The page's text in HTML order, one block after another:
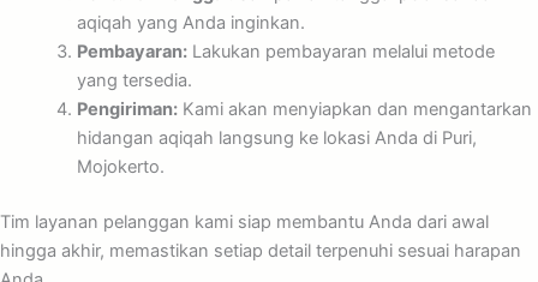
aqiqah yang Anda inginkan.
Pembayaran:Lakukan pembayaran melalui metode
yang tersedia.
Pengiriman:Kami akan menyiapkan dan mengantarkan
hidangan aqiqah langsung ke lokasi Anda di Puri,
Mojokerto.
Tim layanan pelanggan kami siap membantu Anda dari awal
hingga akhir, memastikan setiap detail terpenuhi sesuai harapan